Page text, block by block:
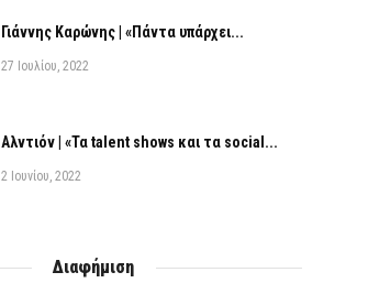
Γιάννης Καρώνης | «Πάντα υπάρχει...
27 Ιουλίου, 2022
Αλντιόν | «Τα talent shows και τα social...
2 Ιουνίου, 2022
Διαφήμιση